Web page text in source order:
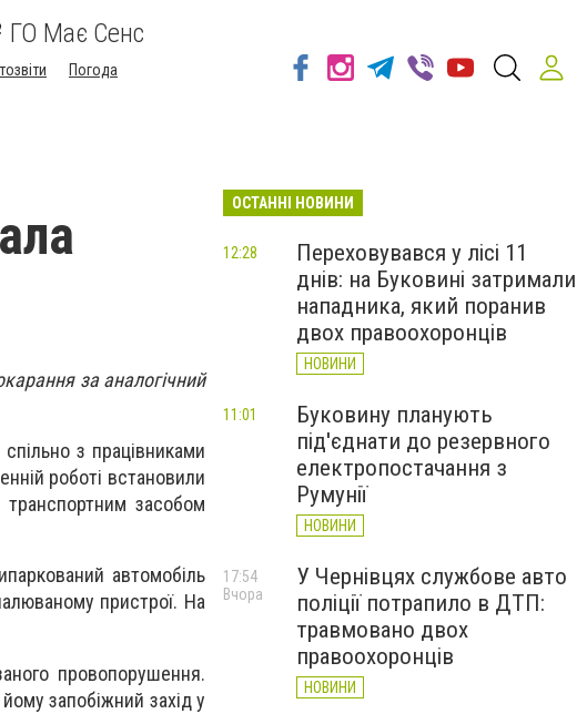
ГО Має Сенс
Погода
за аналогічний
з працівниками
роботі встановили
засобом
автомобіль
пристрої. На
провопорушення.
запобіжний захід у
ОСТАННІ НОВИНИ
Переховувався у лісі 11
днів: на Буковині затримали
нападника, який поранив
двох правоохоронців
НОВИНИ
12:28
Буковину планують
під'єднати до резервного
електропостачання з
Румунії
НОВИНИ
11:01
У Чернівцях службове авто
поліції потрапило в ДТП:
травмовано двох
правоохоронців
НОВИНИ
17:54
Вчора